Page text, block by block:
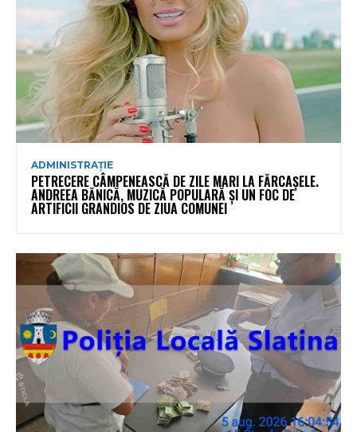
ADMINISTRAȚIE
PETRECERE CÂMPENEASCĂ DE ZILE MARI LA FĂRCAȘELE.
ANDREEA BĂNICĂ, MUZICĂ POPULARĂ ȘI UN FOC DE
ARTIFICII GRANDIOS DE ZIUA COMUNEI